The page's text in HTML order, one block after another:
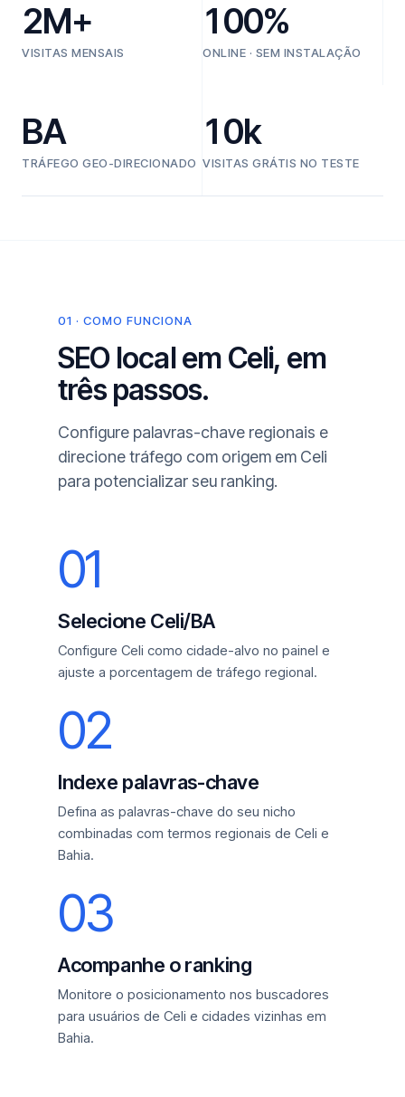
2M+
VISITAS MENSAIS
100%
ONLINE · SEM INSTALAÇÃO
BA
TRÁFEGO GEO-DIRECIONADO
10k
VISITAS GRÁTIS NO TESTE
01 · COMO FUNCIONA
SEO local em Celi, em
três passos.
Configure palavras-chave regionais e
direcione tráfego com origem em Celi
para potencializar seu ranking.
01
Selecione Celi/BA
Configure Celi como cidade-alvo no painel e
ajuste a porcentagem de tráfego regional.
02
Indexe palavras-chave
Defina as palavras-chave do seu nicho
combinadas com termos regionais de Celi e
Bahia.
03
Acompanhe o ranking
Monitore o posicionamento nos buscadores
para usuários de Celi e cidades vizinhas em
Bahia.